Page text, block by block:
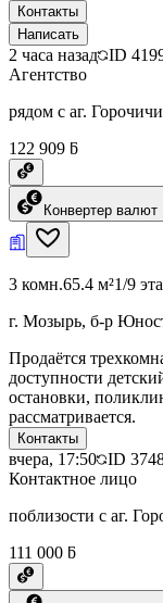
Контакты
Написать
2 часа назад ID
Агентство
рядом с аг.
122 909 ƃ
Конвертер валют
3 комн.65.4 м²1/9
г. Мозырь, б-р
Продаётся
доступности
остановки,
рассматривается.
Контакты
вчера, 17:50 ID
Контактное лицо
поблизости с аг.
111 000 ƃ